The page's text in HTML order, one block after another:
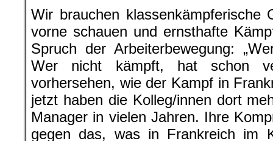
Wir brauchen klassenkämpferische
vorne schauen und ernsthafte
Spruch der Arbeiterbewegung:
Wer nicht kämpft, hat schon
vorhersehen, wie der Kampf in
jetzt haben die Kolleg/innen dort
Manager in vielen Jahren. Ihre
gegen das, was in Frankreich im